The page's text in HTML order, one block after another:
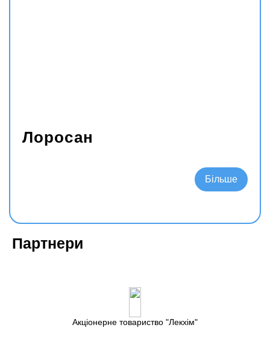
Лоросан
Подробнее
Партнери
Акціонерне товариство Лекхім